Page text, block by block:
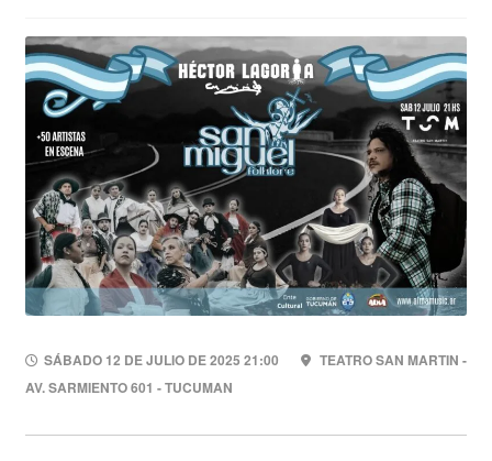
SÁBADO 12 DE JULIO DE 2025 21:00
TEATRO SAN MARTIN -
AV. SARMIENTO 601 - TUCUMAN